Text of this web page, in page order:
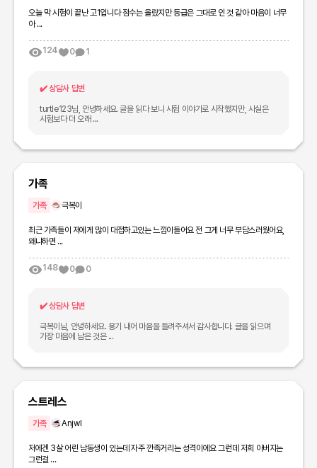
오늘 막 시험이 끝난 고1입니다 점수는 올랐지만 등급은 그대로 인 것 같아 마음이 너무
아 ...
124 0 1
✔️상담사 답변
turtle123님, 안녕하세요. 글을 읽다 보니 시험 이야기로 시작했지만, 사실은
시험보다 더 오래 ...
가족
가족 극복이
최근 가족들이 저에게 많이 대접하고있는 느낌이들어요 전 그게 너무 부담스러웠어요,
왜냐하면 ...
148 0 0
✔️상담사 답변
극복이님, 안녕하세요. 용기 내어 마음을 들려주셔서 감사합니다. 글을 읽으며
가장 마음에 남은 것은 ...
스트레스
가족 Anjwl
저에겐 3살 어린 남동생이 있는데 자주 깐족거리는 성격이에요 그런데 저희 아버지는
그런걸 ...